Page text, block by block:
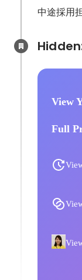
中途採用
View
Full